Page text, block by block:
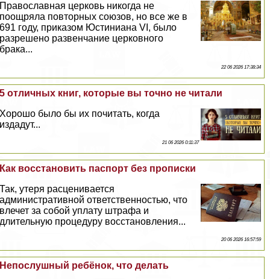
Православная церковь никогда не
поощряла повторных союзов, но все же в
691 году, приказом Юстиниана VI, было
разрешено развенчание церковного
бpaка...
22 06 2026 17:38:34
5 отличных книг, которые вы точно не читали
Хорошо было бы их почитать, когда
издадут...
21 06 2026 0:11:37
Как восстановить паспорт без прописки
Так, утеря расценивается
административной ответственностью, что
влечет за собой уплату штрафа и
длительную процедуру восстановления...
20 06 2026 16:57:59
Непослушный ребёнок, что делать